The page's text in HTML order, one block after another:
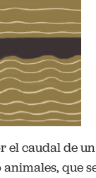
el caudal de
que